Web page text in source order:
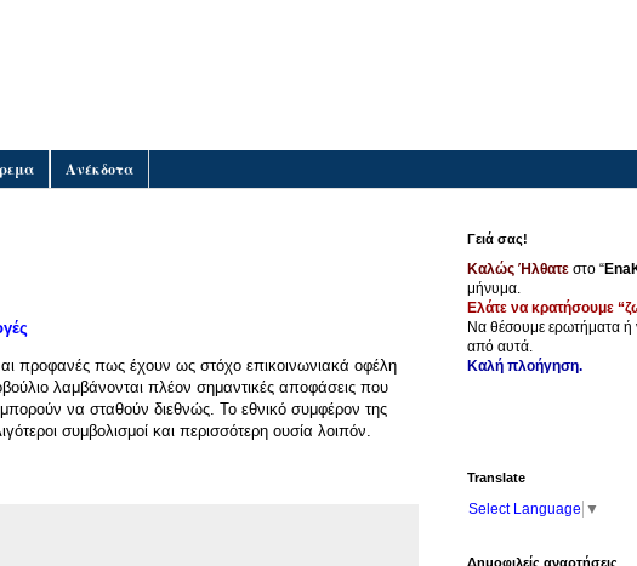
Ανέκδοτα
προφανές πως έχουν ως στόχο επικοινωνιακά οφέλη
λαμβάνονται πλέον σημαντικές αποφάσεις που
να σταθούν διεθνώς. Το εθνικό συμφέρον της
συμβολισμοί και περισσότερη ουσία λοιπόν.
Γειά σας!
Καλώς Ήλθατεστο “
μήνυμα.
Ελάτε να κρατήσουμε
Να θέσουμε ερωτήματα ή
από αυτά.
Καλή πλοήγηση.
Translate
Select Language ▼
Δημοφιλείς αναρτήσεις